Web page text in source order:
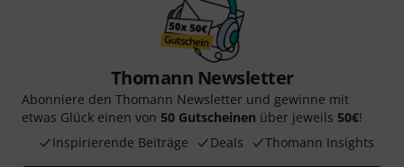
Thomann Newsletter
Abonniere den Thomann Newsletter und gewinne mit
etwas Glück einen von 50 Gutscheinen über jeweils 50€!
Inspirierende Beiträge
Deals Thomann Insights